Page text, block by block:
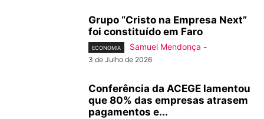
Grupo “Cristo na Empresa Next”
foi constituído em Faro
ECONOMIA Samuel Mendonça -
3 de Julho de 2026
Conferência da ACEGE lamentou
que 80% das empresas atrasem
pagamentos e...